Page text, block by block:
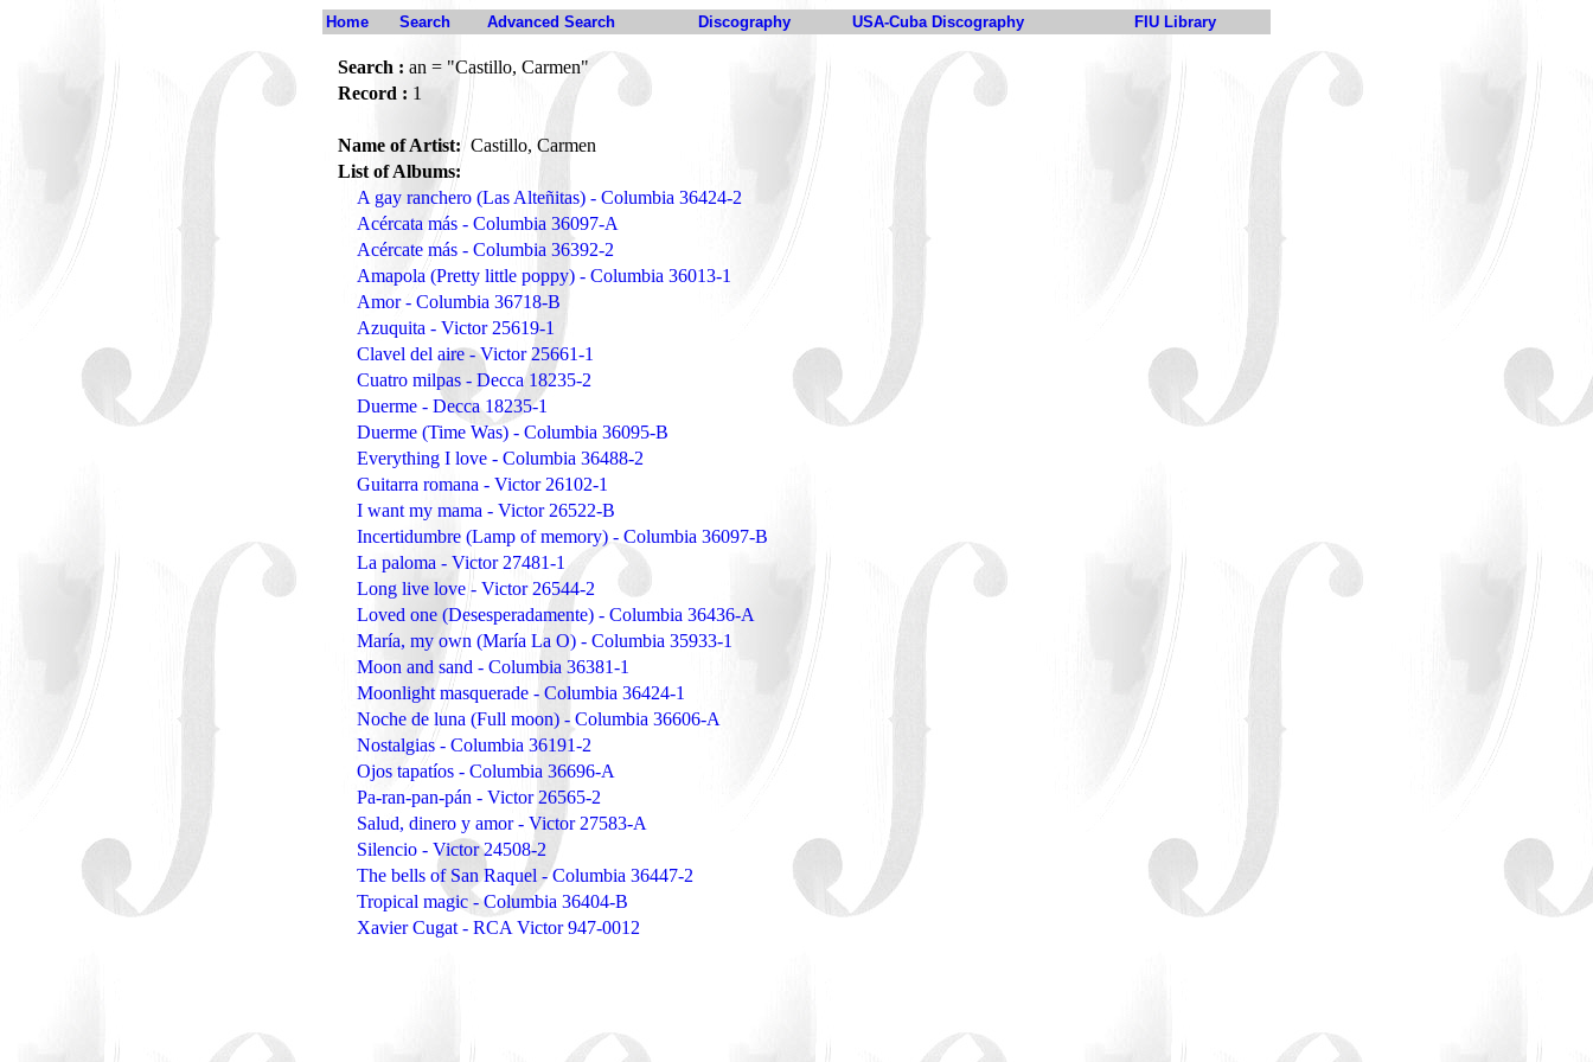
Home Search Advanced Search Discography USA-Cuba Discography FIU Library
Search : an = "Castillo, Carmen"
Record : 1
Name of Artist:Castillo, Carmen
List of Albums:
A gay ranchero (Las Alteñitas) - Columbia 36424-2
Acércata más - Columbia 36097-A
Acércate más - Columbia 36392-2
Amapola (Pretty little poppy) - Columbia 36013-1
Amor - Columbia 36718-B
Azuquita - Victor 25619-1
Clavel del aire - Victor 25661-1
Cuatro milpas - Decca 18235-2
Duerme - Decca 18235-1
Duerme (Time Was) - Columbia 36095-B
Everything I love - Columbia 36488-2
Guitarra romana - Victor 26102-1
I want my mama - Victor 26522-B
Incertidumbre (Lamp of memory) - Columbia 36097-B
La paloma - Victor 27481-1
Long live love - Victor 26544-2
Loved one (Desesperadamente) - Columbia 36436-A
María, my own (María La O) - Columbia 35933-1
Moon and sand - Columbia 36381-1
Moonlight masquerade - Columbia 36424-1
Noche de luna (Full moon) - Columbia 36606-A
Nostalgias - Columbia 36191-2
Ojos tapatíos - Columbia 36696-A
Pa-ran-pan-pán - Victor 26565-2
Salud, dinero y amor - Victor 27583-A
Silencio - Victor 24508-2
The bells of San Raquel - Columbia 36447-2
Tropical magic - Columbia 36404-B
Xavier Cugat - RCA Victor 947-0012